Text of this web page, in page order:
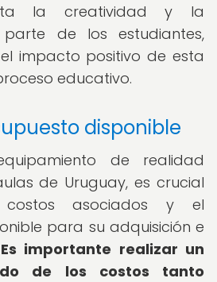
la creatividad y la
de los estudiantes,
impacto positivo de esta
educativo.
disponible
de realidad
de Uruguay, es crucial
costos asociados y el
para su adquisición e
Es importante realizar un
de los costos tanto